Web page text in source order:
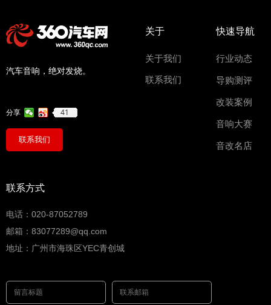
联系我们
汽车音响，绝对发烧。
分享 41
关于
关于我们
联系我们
快速导航
行业动态
导购测评
改装案例
音响大赛
音改名店
联系方式
电话：020-87052789
邮箱：83077289@qq.com
地址：广州市海珠区YEC青创城